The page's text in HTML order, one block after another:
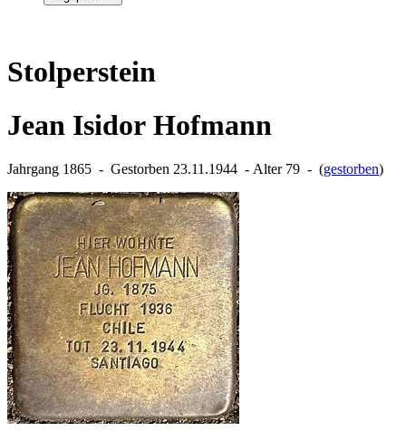
Stolperstein
Jean Isidor Hofmann
Jahrgang 1865 ‐ Gestorben 23.11.1944 ‐ Alter 79 ‐ (gestorben)